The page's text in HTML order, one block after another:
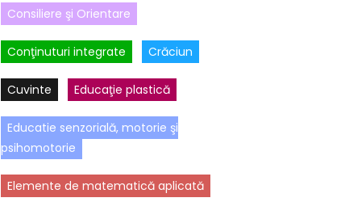
Consiliere şi Orientare
Conţinuturi integrate Crăciun
Cuvinte Educaţie plastică
Educatie senzorială, motorie şi
psihomotorie
Elemente de matematică aplicată